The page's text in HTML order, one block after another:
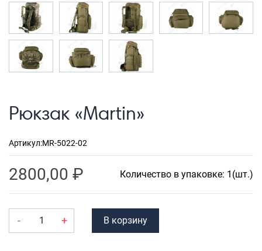
Ранцы школьные
Рюкзаки детские
Рюкзаки туристические
Аксессуары
Рюкзак «Martin»
Артикул:MR-5022-02
2800,00 ₽ Количество в упаковке: 1(шт.)
- + В корзину